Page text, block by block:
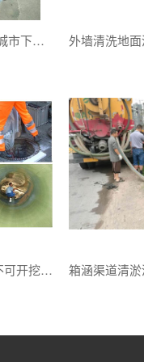
管道检测-能更加了解城市下水管道的情况
非开挖修复管道解决不可开挖地方的管道排水问题